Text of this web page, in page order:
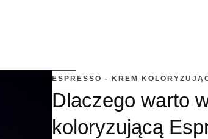
ESPRESSO - KREM
Dlaczego warto
koloryzującą